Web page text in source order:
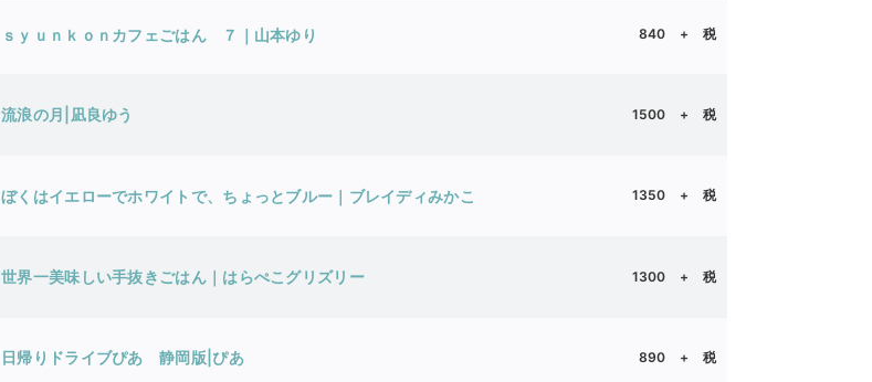
ｓｙｕｎｋｏｎカフェごはん ７｜山本ゆり 840 + 税
流浪の月|凪良ゆう 1500 + 税
ぼくはイエローでホワイトで、ちょっとブルー｜ブレイディみかこ 1350 + 税
世界一美味しい手抜きごはん｜はらぺこグリズリー 1300 + 税
日帰りドライブぴあ 静岡版|ぴあ 890 + 税